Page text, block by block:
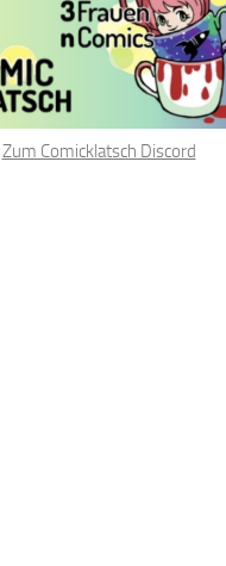
Zum Comicklatsch Discord